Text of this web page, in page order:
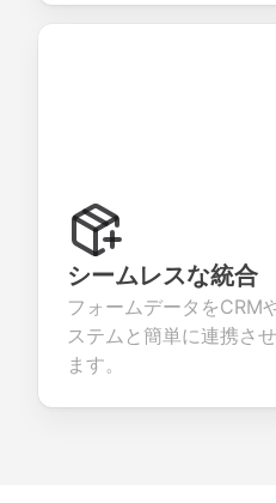
シームレスな統合
フォームデータをCRM
ステムと簡単に連携さ
ます。